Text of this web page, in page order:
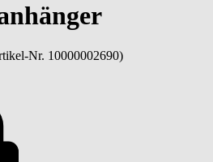
Nr. 10000002690)